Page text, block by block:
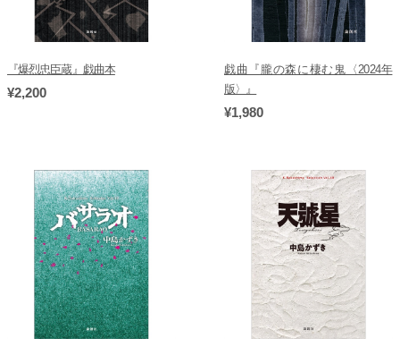
『爆烈忠臣蔵』戯曲本
¥2,200
戯曲『朧の森に棲む鬼〈2024年
版〉』
¥1,980